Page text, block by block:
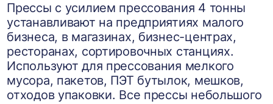
Прессы с усилием прессования 4 тонны
устанавливают на предприятиях малого
бизнеса, в магазинах, бизнес-центрах,
ресторанах, сортировочных станциях.
Используют для прессования мелкого
мусора, пакетов, ПЭТ бутылок, мешков,
отходов упаковки. Все прессы небольшого